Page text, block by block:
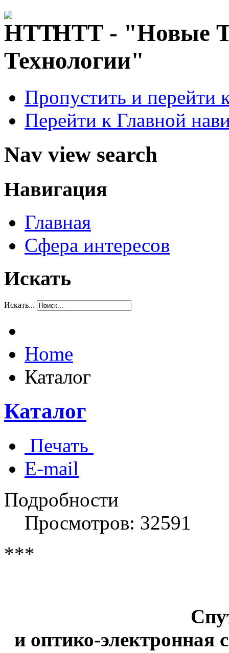
НТТ - "Новые
Технологии"
Пропустить и перейти
Перейти к Главной
Nav view search
Навигация
Главная
Сфера интересов
Искать
Искать...
Home
Каталог
Каталог
Печать
E-mail
Подробности
Просмотров: 32591
***
и оптико-электронная